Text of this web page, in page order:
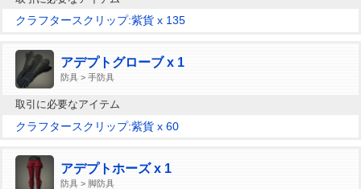
クラフタースクリップ:紫貨 x 135
アデプトグローブ x 1
防具 > 手防具
取引に必要なアイテム
クラフタースクリップ:紫貨 x 60
アデプトホーズ x 1
防具 > 脚防具